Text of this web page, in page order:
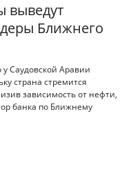
выведут
Ближнего
Саудовской Аравии
страна стремится
зависимость от нефти,
банка по Ближнему